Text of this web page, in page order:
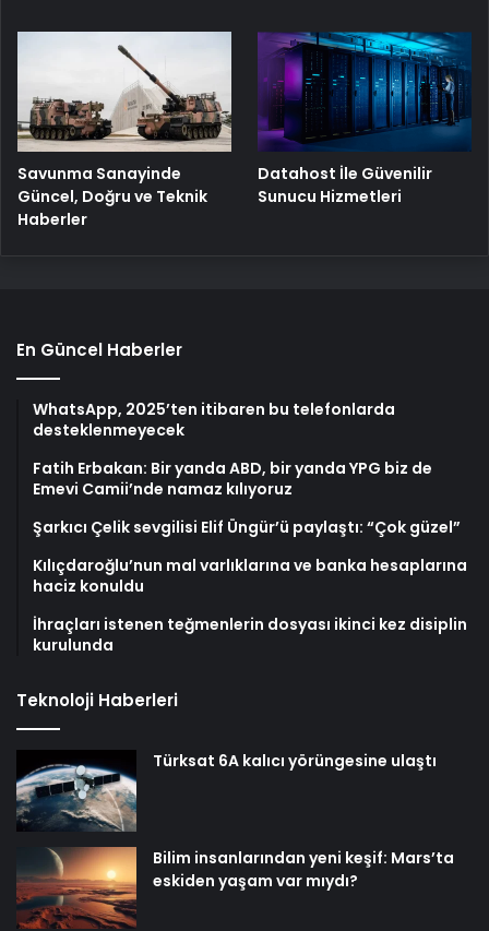
Savunma Sanayinde
Güncel, Doğru ve Teknik
Haberler
Datahost İle Güvenilir
Sunucu Hizmetleri
En Güncel Haberler
WhatsApp, 2025’ten itibaren bu telefonlarda
desteklenmeyecek
Fatih Erbakan: Bir yanda ABD, bir yanda YPG biz de
Emevi Camii’nde namaz kılıyoruz
Şarkıcı Çelik sevgilisi Elif Üngür’ü paylaştı: “Çok güzel”
Kılıçdaroğlu’nun mal varlıklarına ve banka hesaplarına
haciz konuldu
İhraçları istenen teğmenlerin dosyası ikinci kez disiplin
kurulunda
Teknoloji Haberleri
Türksat 6A kalıcı yörüngesine ulaştı
Bilim insanlarından yeni keşif: Mars’ta
eskiden yaşam var mıydı?